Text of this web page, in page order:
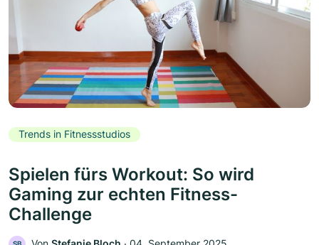
Trends in Fitnessstudios
Spielen fürs Workout: So wird
Gaming zur echten Fitness-
Challenge